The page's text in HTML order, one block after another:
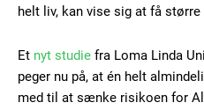
helt liv, kan vise sig at få
Et nyt studie fra Loma Linda
peger nu på, at én helt
med til at sænke risikoen for